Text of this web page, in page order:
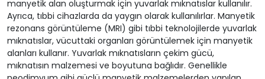
manyetik alan oluşturmak için yuvarlak mıknatıslar kullanılır.
Ayrıca, tıbbi cihazlarda da yaygın olarak kullanılırlar. Manyetik
rezonans görüntüleme (MRI) gibi tıbbi teknolojilerde yuvarlak
mıknatıslar, vücuttaki organları görüntülemek için manyetik
alanları kullanır. Yuvarlak mıknatısların çekim gücü,
mıknatısın malzemesi ve boyutuna bağlıdır. Genellikle